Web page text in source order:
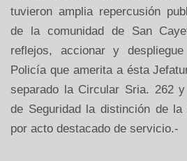
tuvieron amplia repercusión
de la comunidad de San
reflejos, accionar y
Policía que amerita a ésta
separado la Circular Sria. 262
de Seguridad la distinción de la
por acto destacado de servicio.-